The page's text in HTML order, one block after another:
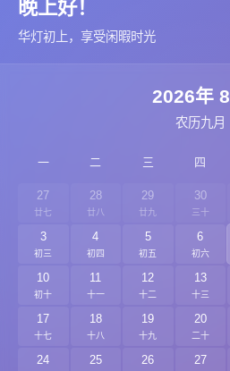
晚上好！
华灯初上，享受闲暇时光
2026年 8
农历九月
一 二 三 四
27
廿七
28
廿八
29
廿九
30
三十
3
初三
4
初四
5
初五
6
初六
10
初十
11
十一
12
十二
13
十三
17
十七
18
十八
19
十九
20
二十
24 25 26 27